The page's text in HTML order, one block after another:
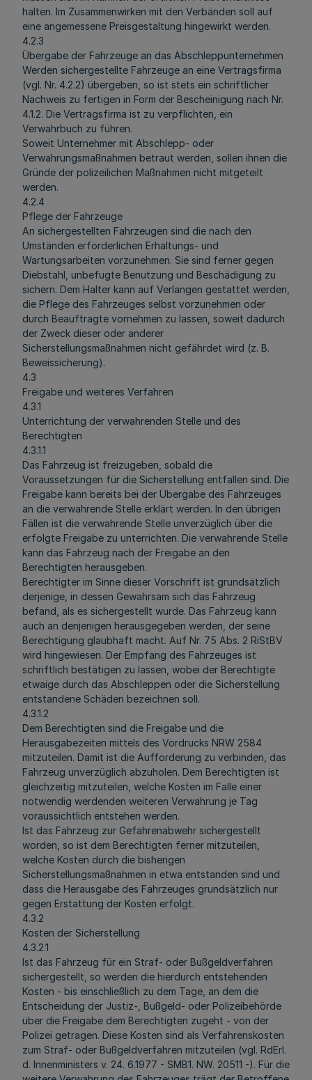
halten. Im Zusammenwirken mit den Verbänden soll auf
eine angemessene Preisgestaltung hingewirkt werden.
4.2.3
Übergabe der Fahrzeuge an das Abschleppunternehmen
Werden sichergestellte Fahrzeuge an eine Vertragsfirma
(vgl. Nr. 4.2.2) übergeben, so ist stets ein schriftlicher
Nachweis zu fertigen in Form der Bescheinigung nach Nr.
4.1.2. Die Vertragsfirma ist zu verpflichten, ein
Verwahrbuch zu führen.
Soweit Unternehmer mit Abschlepp- oder
Verwahrungsmaßnahmen betraut werden, sollen ihnen die
Gründe der polizeilichen Maßnahmen nicht mitgeteilt
werden.
4.2.4
Pflege der Fahrzeuge
An sichergestellten Fahrzeugen sind die nach den
Umständen erforderlichen Erhaltungs- und
Wartungsarbeiten vorzunehmen. Sie sind ferner gegen
Diebstahl, unbefugte Benutzung und Beschädigung zu
sichern. Dem Halter kann auf Verlangen gestattet werden,
die Pflege des Fahrzeuges selbst vorzunehmen oder
durch Beauftragte vornehmen zu lassen, soweit dadurch
der Zweck dieser oder anderer
Sicherstellungsmaßnahmen nicht gefährdet wird (z. B.
Beweissicherung).
4.3
Freigabe und weiteres Verfahren
4.3.1
Unterrichtung der verwahrenden Stelle und des
Berechtigten
4.3.1.1
Das Fahrzeug ist freizugeben, sobald die
Voraussetzungen für die Sicherstellung entfallen sind. Die
Freigabe kann bereits bei der Übergabe des Fahrzeuges
an die verwahrende Stelle erklärt werden. In den übrigen
Fällen ist die verwahrende Stelle unverzüglich über die
erfolgte Freigabe zu unterrichten. Die verwahrende Stelle
kann das Fahrzeug nach der Freigabe an den
Berechtigten herausgeben.
Berechtigter im Sinne dieser Vorschrift ist grundsätzlich
derjenige, in dessen Gewahrsam sich das Fahrzeug
befand, als es sichergestellt wurde. Das Fahrzeug kann
auch an denjenigen herausgegeben werden, der seine
Berechtigung glaubhaft macht. Auf Nr. 75 Abs. 2 RiStBV
wird hingewiesen. Der Empfang des Fahrzeuges ist
schriftlich bestätigen zu lassen, wobei der Berechtigte
etwaige durch das Abschleppen oder die Sicherstellung
entstandene Schäden bezeichnen soll.
4.3.1.2
Dem Berechtigten sind die Freigabe und die
Herausgabezeiten mittels des Vordrucks NRW 2584
mitzuteilen. Damit ist die Aufforderung zu verbinden, das
Fahrzeug unverzüglich abzuholen. Dem Berechtigten ist
gleichzeitig mitzuteilen, welche Kosten im Falle einer
notwendig werdenden weiteren Verwahrung je Tag
voraussichtlich entstehen werden.
Ist das Fahrzeug zur Gefahrenabwehr sichergestellt
worden, so ist dem Berechtigten ferner mitzuteilen,
welche Kosten durch die bisherigen
Sicherstellungsmaßnahmen in etwa entstanden sind und
dass die Herausgabe des Fahrzeuges grundsätzlich nur
gegen Erstattung der Kosten erfolgt.
4.3.2
Kosten der Sicherstellung
4.3.2.1
Ist das Fahrzeug für ein Straf- oder Bußgeldverfahren
sichergestellt, so werden die hierdurch entstehenden
Kosten - bis einschließlich zu dem Tage, an dem die
Entscheidung der Justiz-, Bußgeld- oder Polizeibehörde
über die Freigabe dem Berechtigten zugeht - von der
Polizei getragen. Diese Kosten sind als Verfahrenskosten
zum Straf- oder Bußgeldverfahren mitzuteilen (vgl. RdErl.
d. Innenministers v. 24. 6.1977 - SMB1. NW. 20511 -). Für die